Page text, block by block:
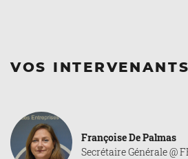
VOS
Françoise De Palmas
Secrétaire Générale @